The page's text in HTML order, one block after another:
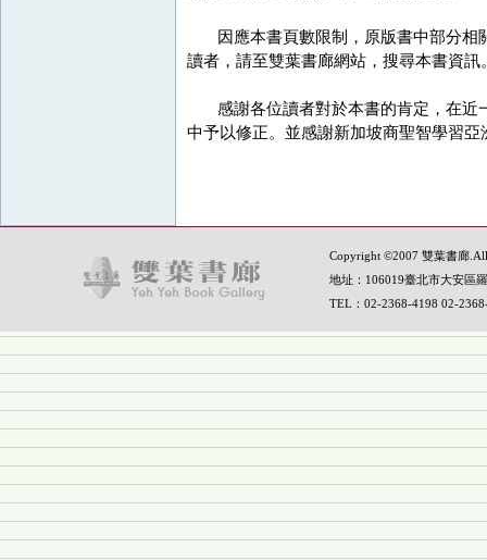
因應本書頁數限制，原版書中部分相
讀者，請至雙葉書廊網站，搜尋本書資訊
感謝各位讀者對於本書的肯定，在近
中予以修正。並感謝新加坡商聖智學習
Copyright ©2007 雙葉書廊.All
地址：106019臺北市大安區
TEL：02-2368-4198 02-